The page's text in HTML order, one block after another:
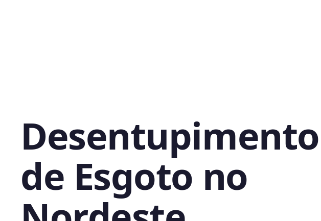
Desentupimento
de Esgoto no